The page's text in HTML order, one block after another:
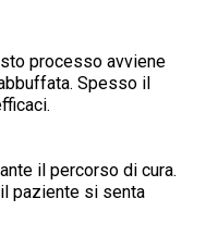
processo avviene
Spesso il
il percorso di cura.
paziente si senta